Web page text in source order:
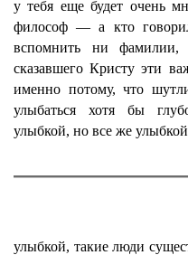
у тебя еще будет очень
философ — а кто
вспомнить ни
сказавшего Кристу эти
именно потому, что
улыбаться хотя бы
улыбкой, но все же
улыбкой, такие люди